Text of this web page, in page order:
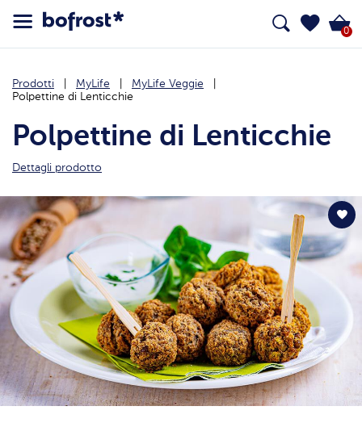
0
Prodotti MyLife
MyLife Veggie
Polpettine di Lenticchie
Polpettine di Lenticchie
Dettagli prodotto